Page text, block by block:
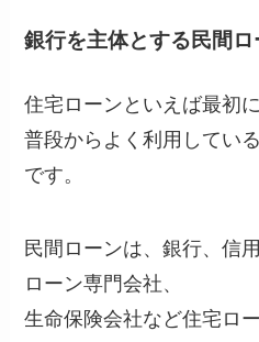
銀行を主体とする民間ロ
住宅ローンといえば最初
普段からよく利用してい
です。
民間ローンは、銀行、信
ローン専門会社、
生命保険会社など住宅ロ